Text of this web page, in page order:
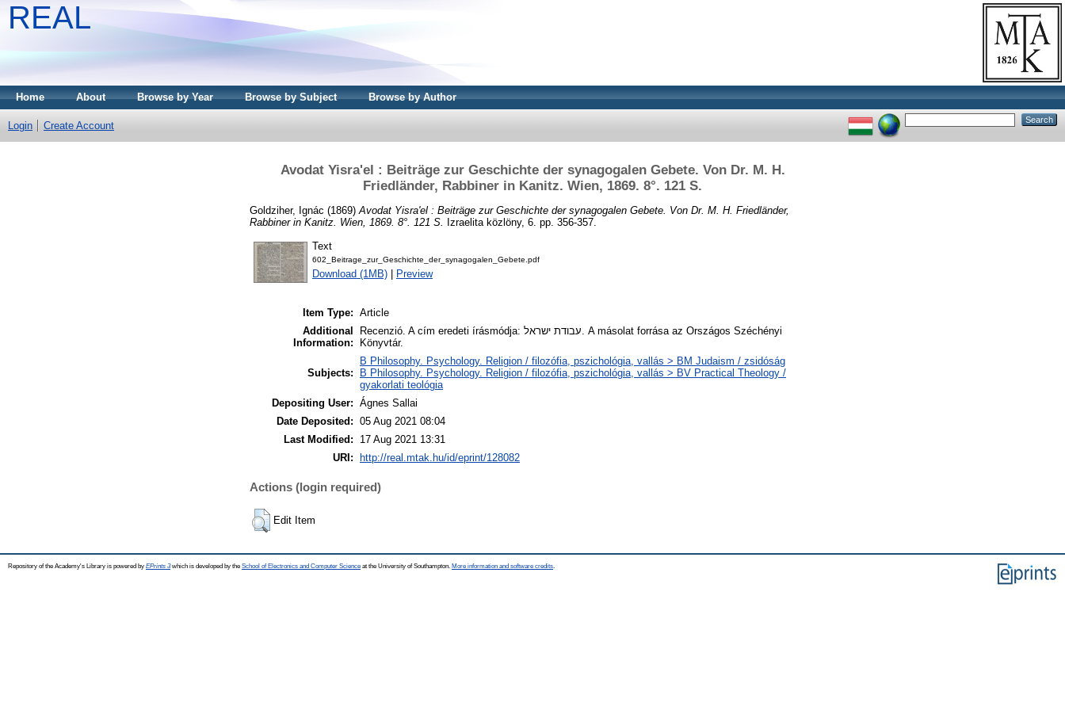
REAL
Home About Browse by Year Browse by Subject Browse by Author
Login Create Account
Avodat Yisra'el : Beiträge zur Geschichte der synagogalen Gebete. Von Dr. M. H.
Friedländer, Rabbiner in Kanitz. Wien, 1869. 8°. 121 S.
Goldziher, Ignác (1869) Avodat Yisra'el : Beiträge zur Geschichte der synagogalen Gebete. Von Dr. M. H. Friedländer,
Rabbiner in Kanitz. Wien, 1869. 8°. 121 S. Izraelita közlöny, 6. pp. 356-357.
Text
602_Beitrage_zur_Geschichte_der_synagogalen_Gebete.pdf
Download (1MB) Preview
Item Type: Article
Additional
Information:
Recenzió. A cím eredeti írásmódja: עבודת ישראל. A másolat forrása az Országos Széchényi
Könyvtár.
Subjects:
B Philosophy. Psychology. Religion / filozófia, pszichológia, vallás > BM Judaism / zsidóság
B Philosophy. Psychology. Religion / filozófia, pszichológia, vallás > BV Practical Theology /
gyakorlati teológia
Depositing User: Ágnes Sallai
Date Deposited: 05 Aug 2021 08:04
Last Modified:
17 Aug 2021 13:31
URI:
http://real.mtak.hu/id/eprint/128082
Actions (login required)
Edit Item
Repository of the Academy's Library is powered by EPrints 3which is developed by the School of Electronics and Computer Science at the University of Southampton. More information and software credits